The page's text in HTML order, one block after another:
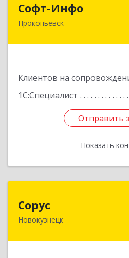
Софт-Инфо
Прокопьевск
Клиентов на
1С:Специалист
Отправить
Показать
653039,
Отправить
Назад
Сорус
Новокузнецк654005,